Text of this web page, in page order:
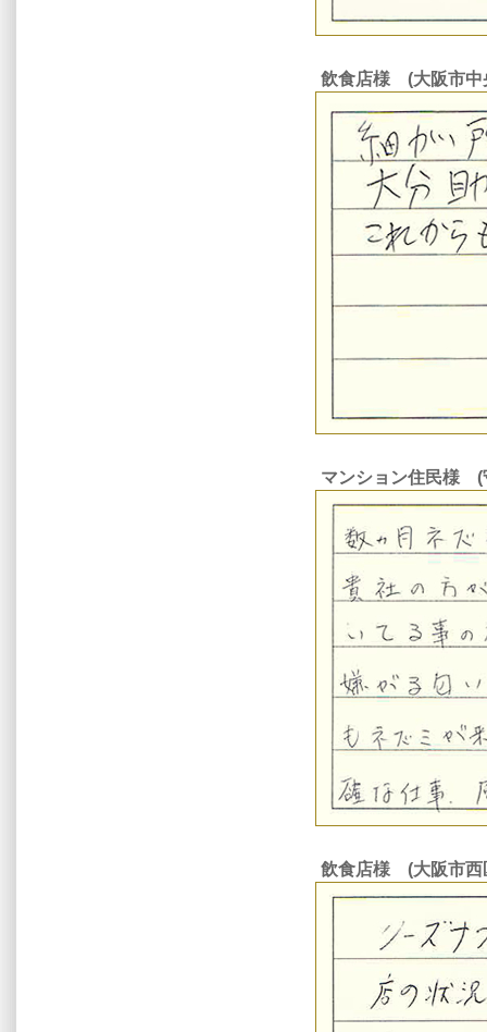
飲食店様 (大阪市中
マンション住民様 (
飲食店様 (大阪市西